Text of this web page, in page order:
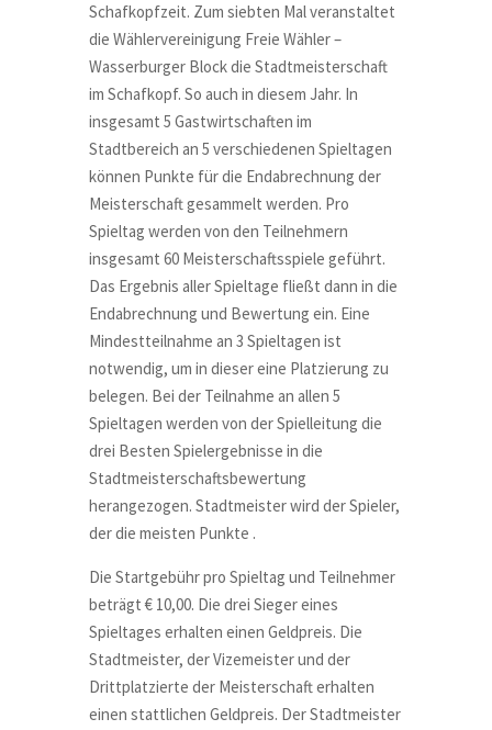
Schafkopfzeit. Zum siebten Mal veranstaltet
die Wählervereinigung Freie Wähler –
Wasserburger Block die Stadtmeisterschaft
im Schafkopf. So auch in diesem Jahr. In
insgesamt 5 Gastwirtschaften im
Stadtbereich an 5 verschiedenen Spieltagen
können Punkte für die Endabrechnung der
Meisterschaft gesammelt werden. Pro
Spieltag werden von den Teilnehmern
insgesamt 60 Meisterschaftsspiele geführt.
Das Ergebnis aller Spieltage fließt dann in die
Endabrechnung und Bewertung ein. Eine
Mindestteilnahme an 3 Spieltagen ist
notwendig, um in dieser eine Platzierung zu
belegen. Bei der Teilnahme an allen 5
Spieltagen werden von der Spielleitung die
drei Besten Spielergebnisse in die
Stadtmeisterschaftsbewertung
herangezogen. Stadtmeister wird der Spieler,
der die meisten Punkte .
Die Startgebühr pro Spieltag und Teilnehmer
beträgt € 10,00. Die drei Sieger eines
Spieltages erhalten einen Geldpreis. Die
Stadtmeister, der Vizemeister und der
Drittplatzierte der Meisterschaft erhalten
einen stattlichen Geldpreis. Der Stadtmeister